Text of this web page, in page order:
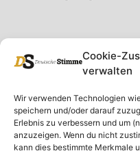
Cookie-
verwalten
Wir verwenden Technologien
speichern und/oder darauf
Erlebnis zu verbessern und um
anzuzeigen. Wenn du nicht
kann dies bestimmte Merkmale
Unser Magazin
Spenden
Ausgaben
Ausland